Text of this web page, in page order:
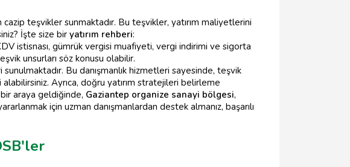
cazip teşvikler sunmaktadır. Bu teşvikler, yatırım maliyetlerini
İşte size bir yatırım rehberi:
istisnası, gümrük vergisi muafiyeti, vergi indirimi ve sigorta
unsurları söz konusu olabilir.
Bu danışmanlık hizmetleri sayesinde, teşvik
Ayrıca, doğru yatırım stratejileri belirleme
araya geldiğinde, Gaziantep organize sanayi bölgesi,
için uzman danışmanlardan destek almanız, başarılı